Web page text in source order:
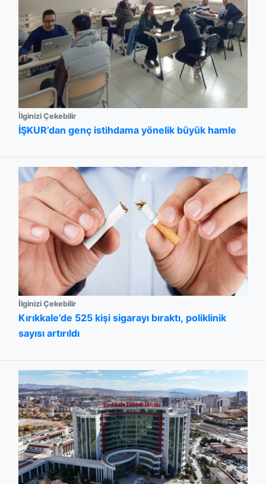
İlginizi Çekebilir
İŞKUR’dan genç istihdama yönelik büyük hamle
İlginizi Çekebilir
Kırıkkale’de 525 kişi sigarayı bıraktı, poliklinik
sayısı artırıldı